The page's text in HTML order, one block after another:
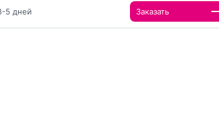
5 дней Заказать